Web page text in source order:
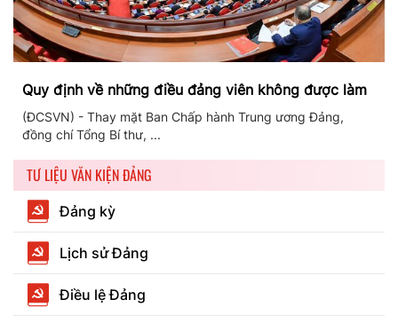
Quy định về những điều đảng viên không được làm
(ĐCSVN) - Thay mặt Ban Chấp hành Trung ương Đảng,
đồng chí Tổng Bí thư, ...
TƯ LIỆU VĂN KIỆN ĐẢNG
Đảng kỳ
Lịch sử Đảng
Điều lệ Đảng